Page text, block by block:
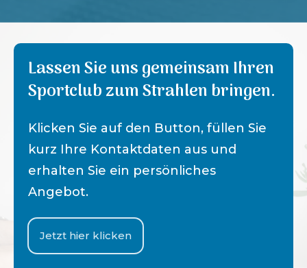
Lassen Sie uns gemeinsam Ihren
Sportclub zum Strahlen bringen.
Klicken Sie auf den Button, füllen Sie
kurz Ihre Kontaktdaten aus und
erhalten Sie ein persönliches
Angebot.
Jetzt hier klicken